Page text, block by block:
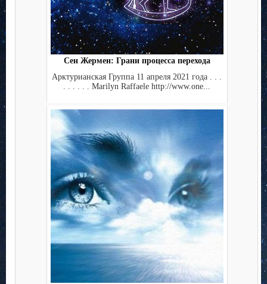
Сен Жермен: Грани процесса перехода
Арктурианская Группа 11 апреля 2021 года . . .
. . . . . . Marilyn Raffaele http://www.one...